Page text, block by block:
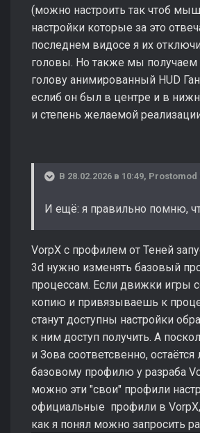
(можно настроить так чтоб
настройки которые за это
последнем видосе я их
головы. Но также мы получаем
голову анимированный HUD
еслиб он был в центре и в
и степень желаемой
В 28.02.2026 в 10:49, Prostomod
И ещё: я правильно помню,
VorpX с профилем от Теней
3d нужно изменять базовый
процессам. Если движки игры
копию и привязываешь к
станут доступны настройки
к ним доступ получить. А
и Зова соответсвенно,
базовому профилю у разраба
можно эти "свои" профили
официальные профили в VorpX,
как я понял можно запросить